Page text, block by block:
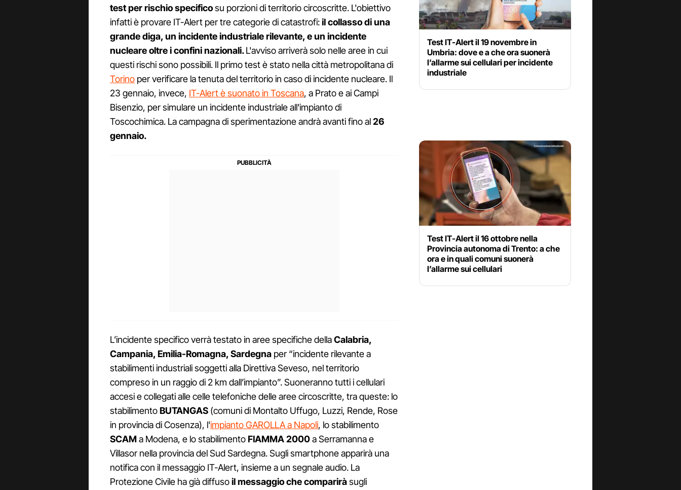
test per rischio specificosu porzioni di territorio circoscritte. L'obiettivo
infatti è provare IT-Alert per tre categorie di catastrofi:il collasso di una
grande diga, un incidente industriale rilevante, e un incidente
nucleare oltre i confini nazionali.L'avviso arriverà solo nelle aree in cui
questi rischi sono possibili. Il primo test è stato nella città metropolitana di
Torino per verificare la tenuta del territorio in caso di incidente nucleare. Il
23 gennaio, invece, IT-Alert è suonato in Toscana, a Prato e ai Campi
Bisenzio, per simulare un incidente industriale all'impianto di
Toscochimica. La campagna di sperimentazione andrà avanti fino al26
gennaio.
L’incidente specifico verrà testato in aree specifiche dellaCalabria,
Campania, Emilia-Romagna, Sardegna per “incidente rilevante a
stabilimenti industriali soggetti alla Direttiva Seveso, nel territorio
compreso in un raggio di 2 km dall’impianto”. Suoneranno tutti i cellulari
accesi e collegati alle celle telefoniche delle aree circoscritte, tra queste: lo
stabilimentoBUTANGAS (comuni di Montalto Uffugo, Luzzi, Rende, Rose
in provincia di Cosenza), l'impianto GAROLLA a Napoli, lo stabilimento
SCAM a Modena, e lo stabilimentoFIAMMA 2000a Serramanna e
Villasor nella provincia del Sud Sardegna. Sugli smartphone apparirà una
notifica con il messaggio IT-Alert, insieme a un segnale audio. La
Protezione Civile ha già diffusoil messaggio che compariràsugli
Test IT-Alert il 19 novembre in
Umbria: dove e a che ora suonerà
l’allarme sui cellulari per incidente
industriale
Test IT-Alert il 16 ottobre nella
Provincia autonoma di Trento: a che
ora e in quali comuni suonerà
l’allarme sui cellulari